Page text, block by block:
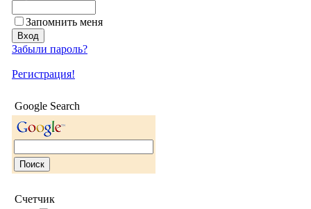
Запомнить меня
Забыли пароль?
Регистрация!
Google Search
Счетчик